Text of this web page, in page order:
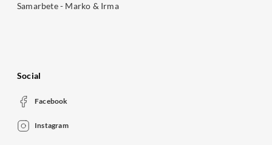
Samarbete - Marko & Irma
Social
Facebook
Instagram